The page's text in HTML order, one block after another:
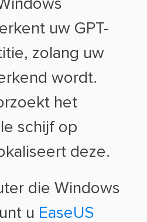
uw GPT-
zolang uw
wordt.
het
schijf op
deze.
die Windows
u EaseUS